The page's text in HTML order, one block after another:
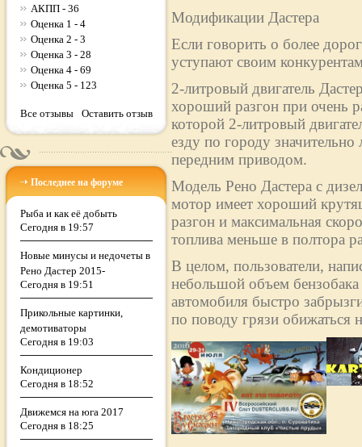
АКПП - 36
Оценка 1 - 4
Оценка 2 - 3
Оценка 3 - 28
Оценка 4 - 69
Оценка 5 - 123
Все отзывы Оставить отзыв
Последнее на форуме
Рыба и как её добыть
Сегодня в 19:57
Новые минусы и недочеты в
Рено Дастер 2015-
Сегодня в 19:51
Прикольные картинки,
демотиваторы
Сегодня в 19:03
Кондиционер
Сегодня в 18:52
Движемся на юга 2017
Сегодня в 18:25
Модификации Дастера
Если говорить о более
уступают своим
2-литровый двигатель
хороший разгон при очень
которой 2-литровый
езду по городу
передним приводом.
Модель Рено Дастера с
мотор имеет хороший
разгон и максимальная
топлива меньше в полтора
В целом, пользователи,
небольшой объем бензобака
автомобиля быстро
по поводу грязи обижаться